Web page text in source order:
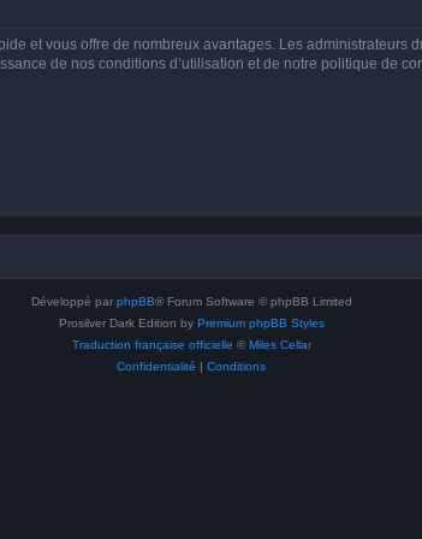
et vous offre de nombreux avantages. Les
de nos conditions d’utilisation et de notre politique de
Développé par phpBB® Forum Software © phpBB Limited
Prosilver Dark Edition by Premium phpBB Styles
Traduction française officielle © Miles Cellar
Confidentialité | Conditions